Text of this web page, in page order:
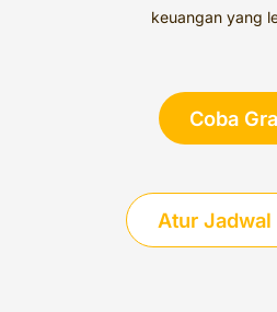
keuangan yang
Coba
Atur Jadwal